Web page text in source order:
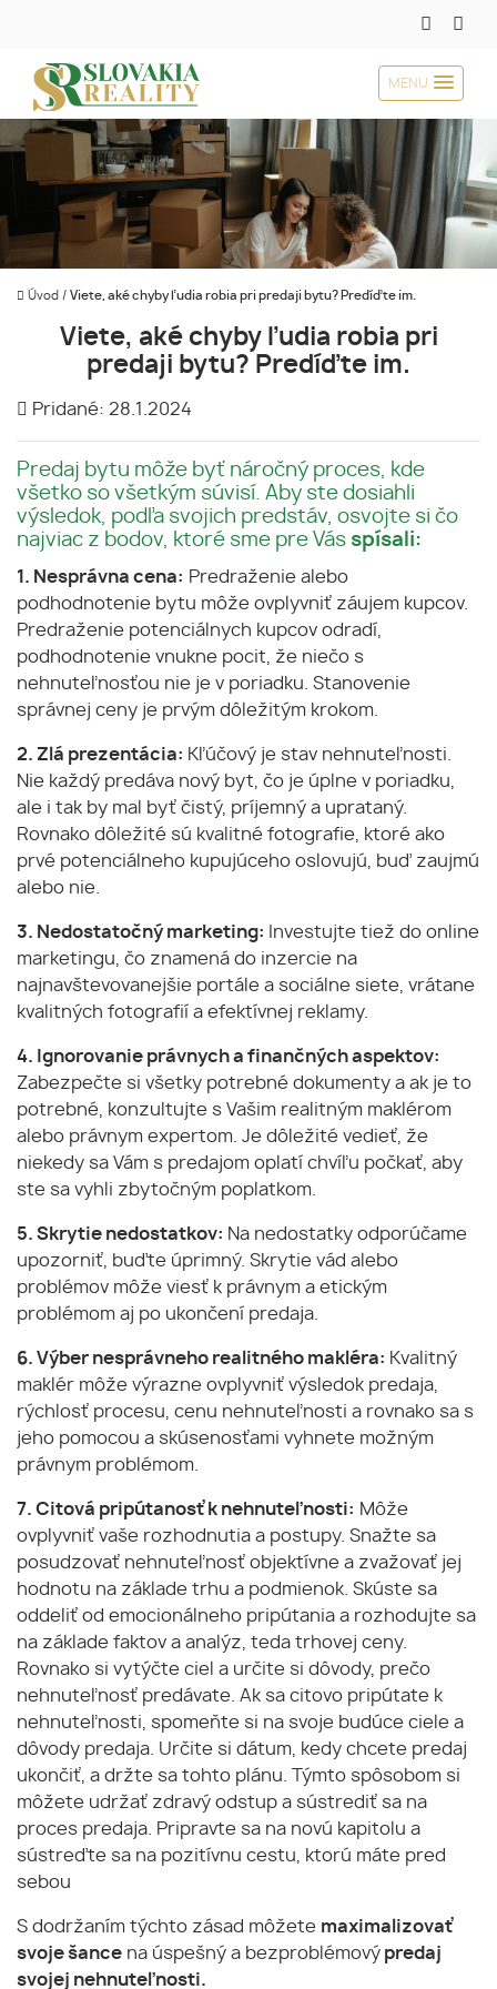
MENU
Úvod / Viete, aké chyby ľudia robia pri predaji bytu? Predíďte im.
Viete, aké chyby ľudia robia pri
predaji bytu? Predíďte im.
Pridané: 28.1.2024
Predaj bytu môže byť náročný proces, kde
všetko so všetkým súvisí. Aby ste dosiahli
výsledok, podľa svojich predstáv, osvojte si čo
najviac z bodov, ktoré sme pre Vás spísali:
1. Nesprávna cena: Predraženie alebo
podhodnotenie bytu môže ovplyvniť záujem kupcov.
Predraženie potenciálnych kupcov odradí,
podhodnotenie vnukne pocit, že niečo s
nehnuteľnosťou nie je v poriadku. Stanovenie
správnej ceny je prvým dôležitým krokom.
2. Zlá prezentácia: Kľúčový je stav nehnuteľnosti.
Nie každý predáva nový byt, čo je úplne v poriadku,
ale i tak by mal byť čistý, príjemný a uprataný.
Rovnako dôležité sú kvalitné fotografie, ktoré ako
prvé potenciálneho kupujúceho oslovujú, buď zaujmú
alebo nie.
3. Nedostatočný marketing:
Investujte tiež do online
marketingu, čo znamená do inzercie na
najnavštevovanejšie portále a sociálne siete, vrátane
kvalitných fotografií a efektívnej reklamy.
4. Ignorovanie právnych a finančných aspektov:
Zabezpečte si všetky potrebné dokumenty a ak je to
potrebné, konzultujte s Vašim realitným maklérom
alebo právnym expertom. Je dôležité vedieť, že
niekedy sa Vám s predajom oplatí chvíľu počkať, aby
ste sa vyhli zbytočným poplatkom.
5. Skrytie nedostatkov: Na nedostatky odporúčame
upozorniť, buďte úprimný. Skrytie vád alebo
problémov môže viesť k právnym a etickým
problémom aj po ukončení predaja.
6. Výber nesprávneho realitného makléra: Kvalitný
maklér môže výrazne ovplyvniť výsledok predaja,
rýchlosť procesu, cenu nehnuteľnosti a rovnako sa s
jeho pomocou a skúsenosťami vyhnete možným
právnym problémom.
7. Citová pripútanosť k nehnuteľnosti: Môže
ovplyvniť vaše rozhodnutia a postupy. Snažte sa
posudzovať nehnuteľnosť objektívne a zvažovať jej
hodnotu na základe trhu a podmienok. Skúste sa
oddeliť od emocionálneho pripútania a rozhodujte sa
na základe faktov a analýz, teda trhovej ceny.
Rovnako si vytýčte ciel a určite si dôvody, prečo
nehnuteľnosť predávate. Ak sa citovo pripútate k
nehnuteľnosti, spomeňte si na svoje budúce ciele a
dôvody predaja. Určite si dátum, kedy chcete predaj
ukončiť, a držte sa tohto plánu. Týmto spôsobom si
môžete udržať zdravý odstup a sústrediť sa na
proces predaja. Pripravte sa na novú kapitolu a
sústreďte sa na pozitívnu cestu, ktorú máte pred
sebou
S dodržaním týchto zásad môžete maximalizovať
svoje šance na úspešný a bezproblémový predaj
svojej nehnuteľnosti.